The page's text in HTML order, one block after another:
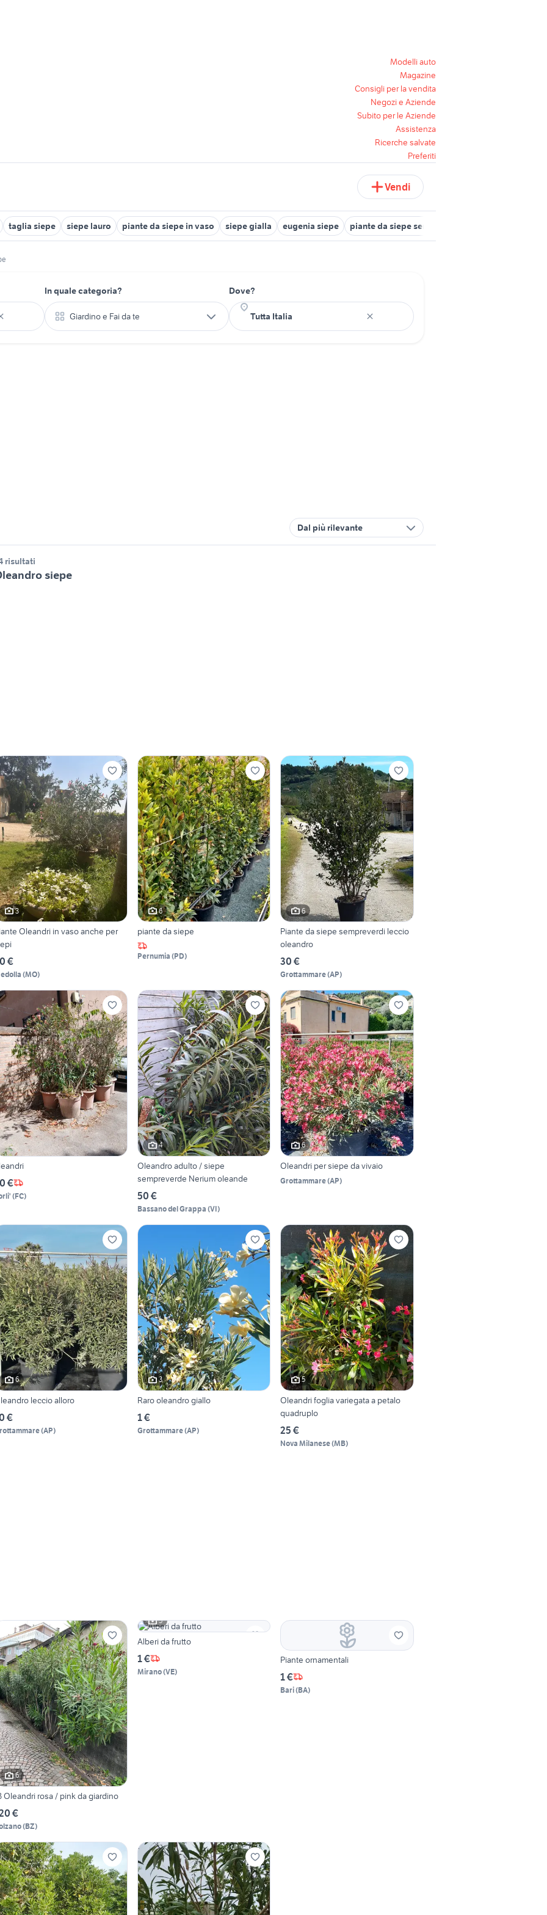
Modelli auto
Magazine
Consigli per la vendita
Negozi e Aziende
Subito per le Aziende
Assistenza
Ricerche salvate
Preferiti
Vendi
taglia siepe siepe lauro piante da siepe in vaso siepe gialla eugenia siepe piante da siepe sempreverdi
In quale categoria?
Giardino e Fai da te
Dove?
Dal più rilevante
risultati
siepe
3
Oleandri in vaso anche per
€
(MO)
6
piante da siepe
Pernumia (PD)
6
Piante da siepe sempreverdi leccio
oleandro
30 €
Grottammare(AP)
€
(FC)
4
Oleandro adulto / siepe
sempreverde Nerium oleande
50 €
Bassano del Grappa (VI)
6
Oleandri per siepe da vivaio
Grottammare(AP)
6
leccio alloro
€
(AP)
3
Raro oleandro giallo
1 €
Grottammare(AP)
5
Oleandri foglia variegata a petalo
quadruplo
25 €
Nova Milanese(MB)
6
Oleandri rosa / pink da giardino
€
(BZ)
5
Alberi da frutto
1 €
Mirano(VE)
Piante ornamentali
1 €
Bari(BA)